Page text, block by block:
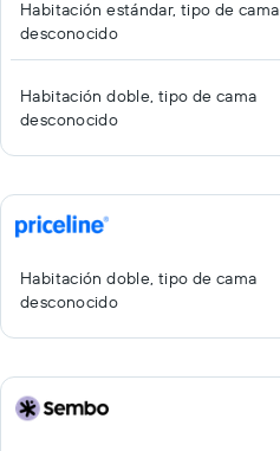
Habitación estándar, tipo de cama
desconocido
Habitación doble, tipo de cama
desconocido
Habitación doble, tipo de cama
desconocido